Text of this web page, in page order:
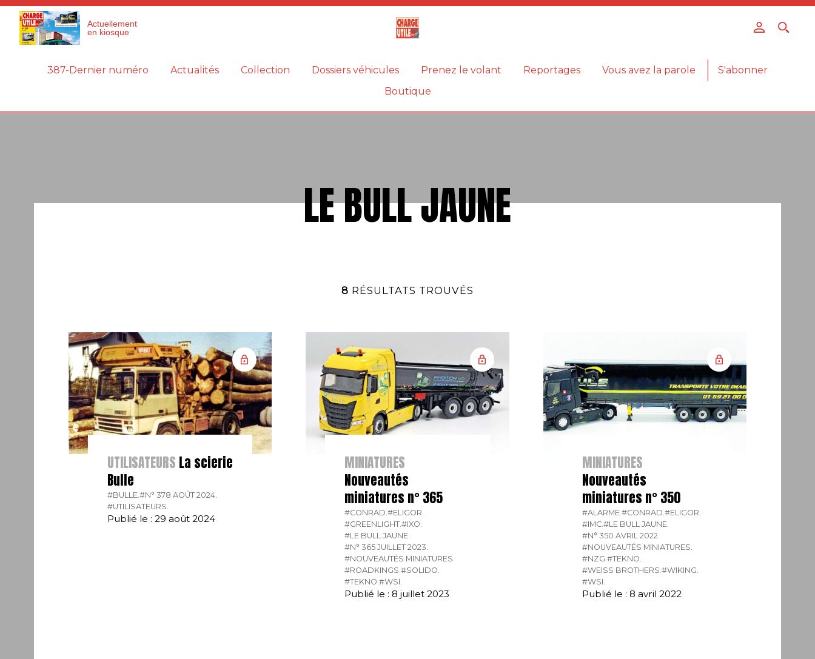
Actuellement
en kiosque
387-Dernier numéro Actualités Collection Dossiers véhicules Prenez le volant Reportages Vous avez la parole
S'abonner
Boutique
LE BULL JAUNE
8 RÉSULTATS TROUVÉS
UTILISATEURS La scierie
Bulle
#BULLE. #N° 378 AOÛT 2024.
#UTILISATEURS.
Publié le : 29 août 2024
MINIATURES
Nouveautés
miniatures n° 365
#CONRAD.#ELIGOR.
#GREENLIGHT.#IXO.
#LE BULL JAUNE.
#N° 365 JUILLET 2023.
#NOUVEAUTÉS MINIATURES.
#ROADKINGS.#SOLIDO.
#TEKNO.#WSI.
Publié le : 8 juillet 2023
MINIATURES
Nouveautés
miniatures n° 350
#ALARME. #CONRAD. #ELIGOR.
#IMC. #LE BULL JAUNE.
#N° 350 AVRIL 2022.
#NOUVEAUTÉS MINIATURES.
#NZG. #TEKNO.
#WEISS BROTHERS. #WIKING.
#WSI.
Publié le : 8 avril 2022
Panneau de gestion des cookies